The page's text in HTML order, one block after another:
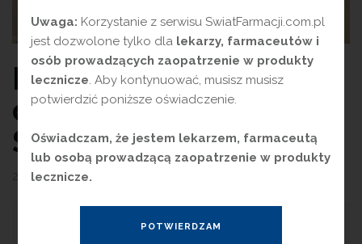
Karmienie piersią
chroni dziecko przed
SARS-CoV-2?
24 marca 2021
Uwaga: Korzystanie z serwisu SwiatFarmacji.com.pl
jest dozwolone tylko dla lekarzy, farmaceutów i
osób prowadzących zaopatrzenie w produkty
lecznicze. Aby kontynuować, musisz musisz
potwierdzić poniższe oświadczenie.
Oświadczam, że jestem lekarzem, farmaceutą
lub osobą prowadzącą zaopatrzenie w produkty
lecznicze.